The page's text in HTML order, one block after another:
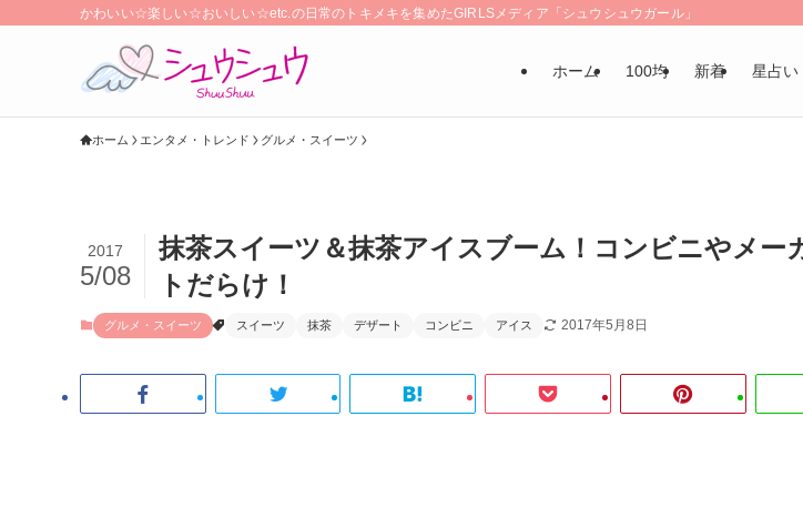
かわいい☆楽しい☆おいしい☆etc.の日常のトキメキを集めたGIRLSメディア「シュウシュウガール」
ホーム 100均 新着 星占い
ホーム エンタメ・トレンド グルメ・スイーツ
抹茶スイーツ＆抹茶アイスブーム！コンビニやメー
トだらけ！
2017
5/08
グルメ・スイーツ スイーツ 抹茶 デザート コンビニ アイス 2017年5月8日